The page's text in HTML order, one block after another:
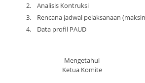
2.
Analisis Kontruksi
3.
Rencana jadwal pelaksanaan
4.
Data profil PAUD
Mengetahui
Ketua Komite